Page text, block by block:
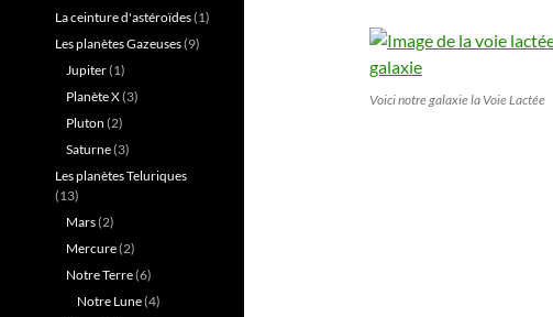
Voici notre galaxie la Voie Lactée
La ceinture d'astéroïdes(1)
Les planètes Gazeuses(9)
Jupiter(1)
Planète X(3)
Pluton (2)
Saturne(3)
Les planètes Teluriques
(13)
Mars(2)
Mercure(2)
Notre Terre(6)
Notre Lune(4)